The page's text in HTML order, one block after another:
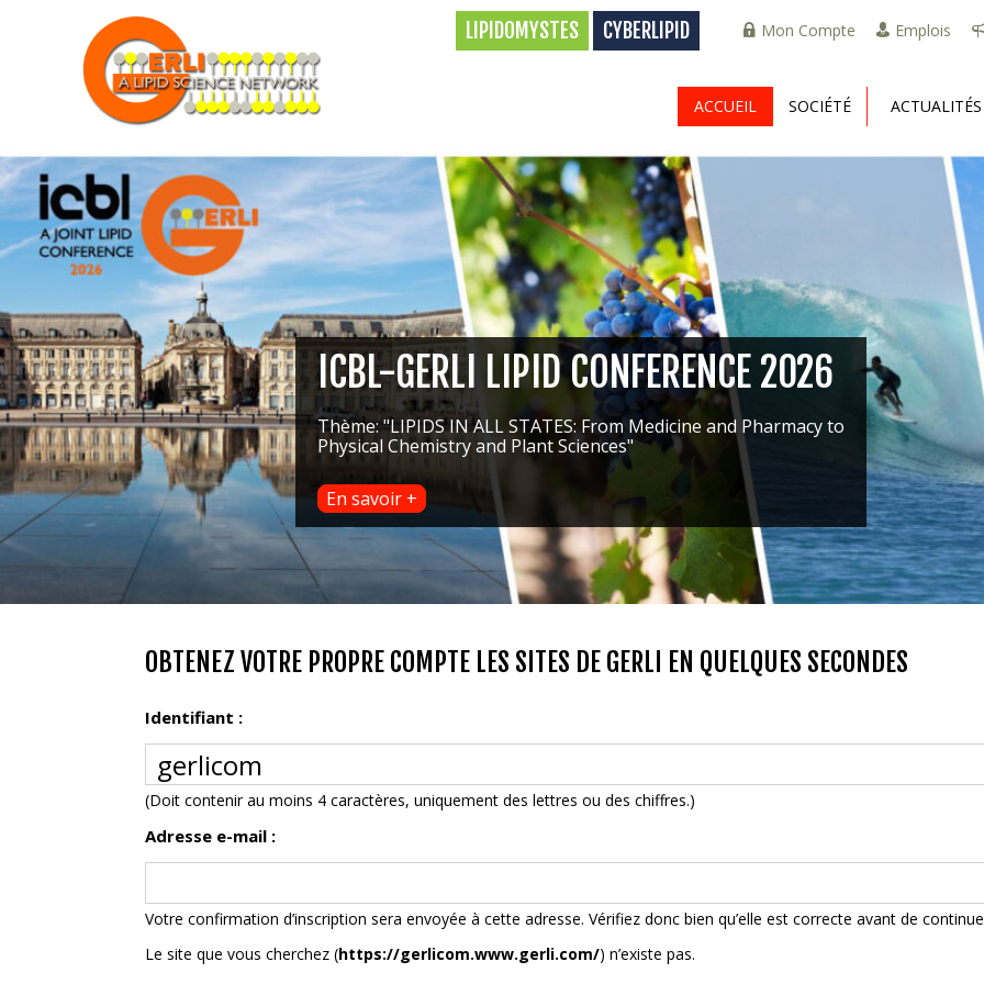
Mon Compte Emplois
LIPIDOMYSTES CYBERLIPID
ACCUEIL SOCIÉTÉ ACTUALITÉS
ICBL-GERLI LIPID CONFERENCE 2026
Thème: "LIPIDS IN ALL STATES: From Medicine and Pharmacy to
Physical Chemistry and Plant Sciences"
En savoir +
OBTENEZ VOTRE PROPRE COMPTE LES SITES DE GERLI EN QUELQUES SECONDES
Identifiant :
(Doit contenir au moins 4 caractères, uniquement des lettres ou des chiffres.)
Adresse e-mail :
Votre confirmation d’inscription sera envoyée à cette adresse. Vérifiez donc bien qu’elle est correcte avant de
Le site que vous cherchez (https://gerlicom.www.gerli.com/) n’existe pas.